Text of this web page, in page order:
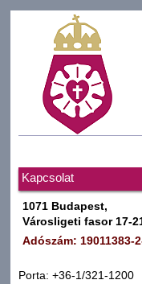
Kapcsolat
1071 Budapest,
Városligeti fasor 17-
Adószám: 19011383-
Porta: +36-1/321-1200